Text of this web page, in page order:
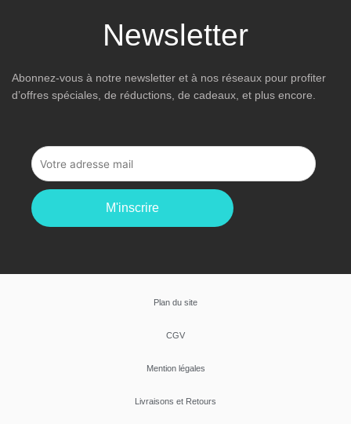
Newsletter
Abonnez-vous à notre newsletter et à nos réseaux pour profiter
d’offres spéciales, de réductions, de cadeaux, et plus encore.
M'inscrire
Plan du site
CGV
Mention légales
Livraisons et Retours